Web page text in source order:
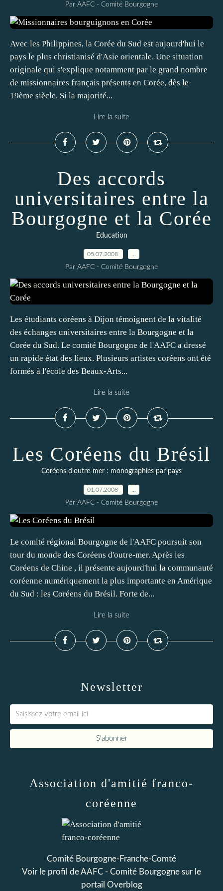
Par AAFC - Comité Bourgogne
Avec les Philippines, la Corée du Sud est aujourd'hui le
pays le plus christianisé d'Asie orientale. Une situation
originale qui s'explique notamment par le grand nombre
de missionnaires français présents en Corée, dès le
19ème siècle. Si la majorité...
Lire la suite
Des accords
universitaires entre la
Bourgogne et la Corée
Education
05.07.2008
Par AAFC - Comité Bourgogne
Les étudiants coréens à Dijon témoignent de la vitalité
des échanges universitaires entre la Bourgogne et la
Corée du Sud. Le comité Bourgogne de l'AAFC a dressé
un rapide état des lieux. Plusieurs artistes coréens ont été
formés à l'école des Beaux-Arts...
Lire la suite
Les Coréens du Brésil
Coréens d'outre-mer : monographies par pays
01.07.2008
Par AAFC - Comité Bourgogne
Le comité régional Bourgogne de l'AAFC poursuit son
tour du monde des Coréens d'outre-mer. Après les
Coréens de Chine , il présente aujourd'hui la communauté
coréenne numériquement la plus importante en Amérique
du Sud : les Coréens du Brésil. Forte de...
Lire la suite
Newsletter
Association d'amitié franco-
coréenne
Comité Bourgogne-Franche-Comté
Voir le profil deAAFC - Comité Bourgogne sur le
portail Overblog